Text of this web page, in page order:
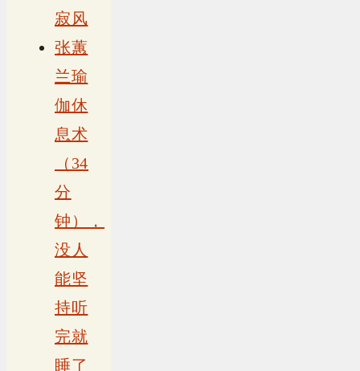
寂风
张蕙
兰瑜
伽休
息术
（34
分
钟），
没人
能坚
持听
完就
睡了